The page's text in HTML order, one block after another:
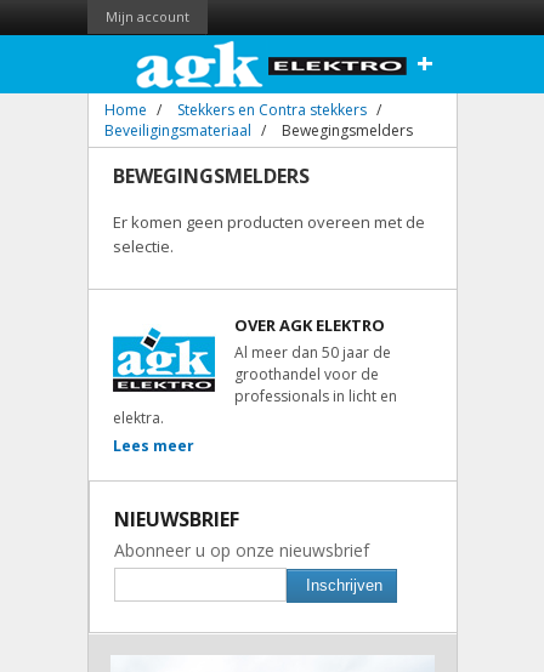
Mijn account
+
Home / Stekkers en Contra stekkers /
Beveiligingsmateriaal / Bewegingsmelders
BEWEGINGSMELDERS
Er komen geen producten overeen met de
selectie.
OVER AGK ELEKTRO
Al meer dan 50 jaar de
groothandel voor de
professionals in licht en
elektra.
Lees meer
NIEUWSBRIEF
Abonneer u op onze nieuwsbrief
Inschrijven